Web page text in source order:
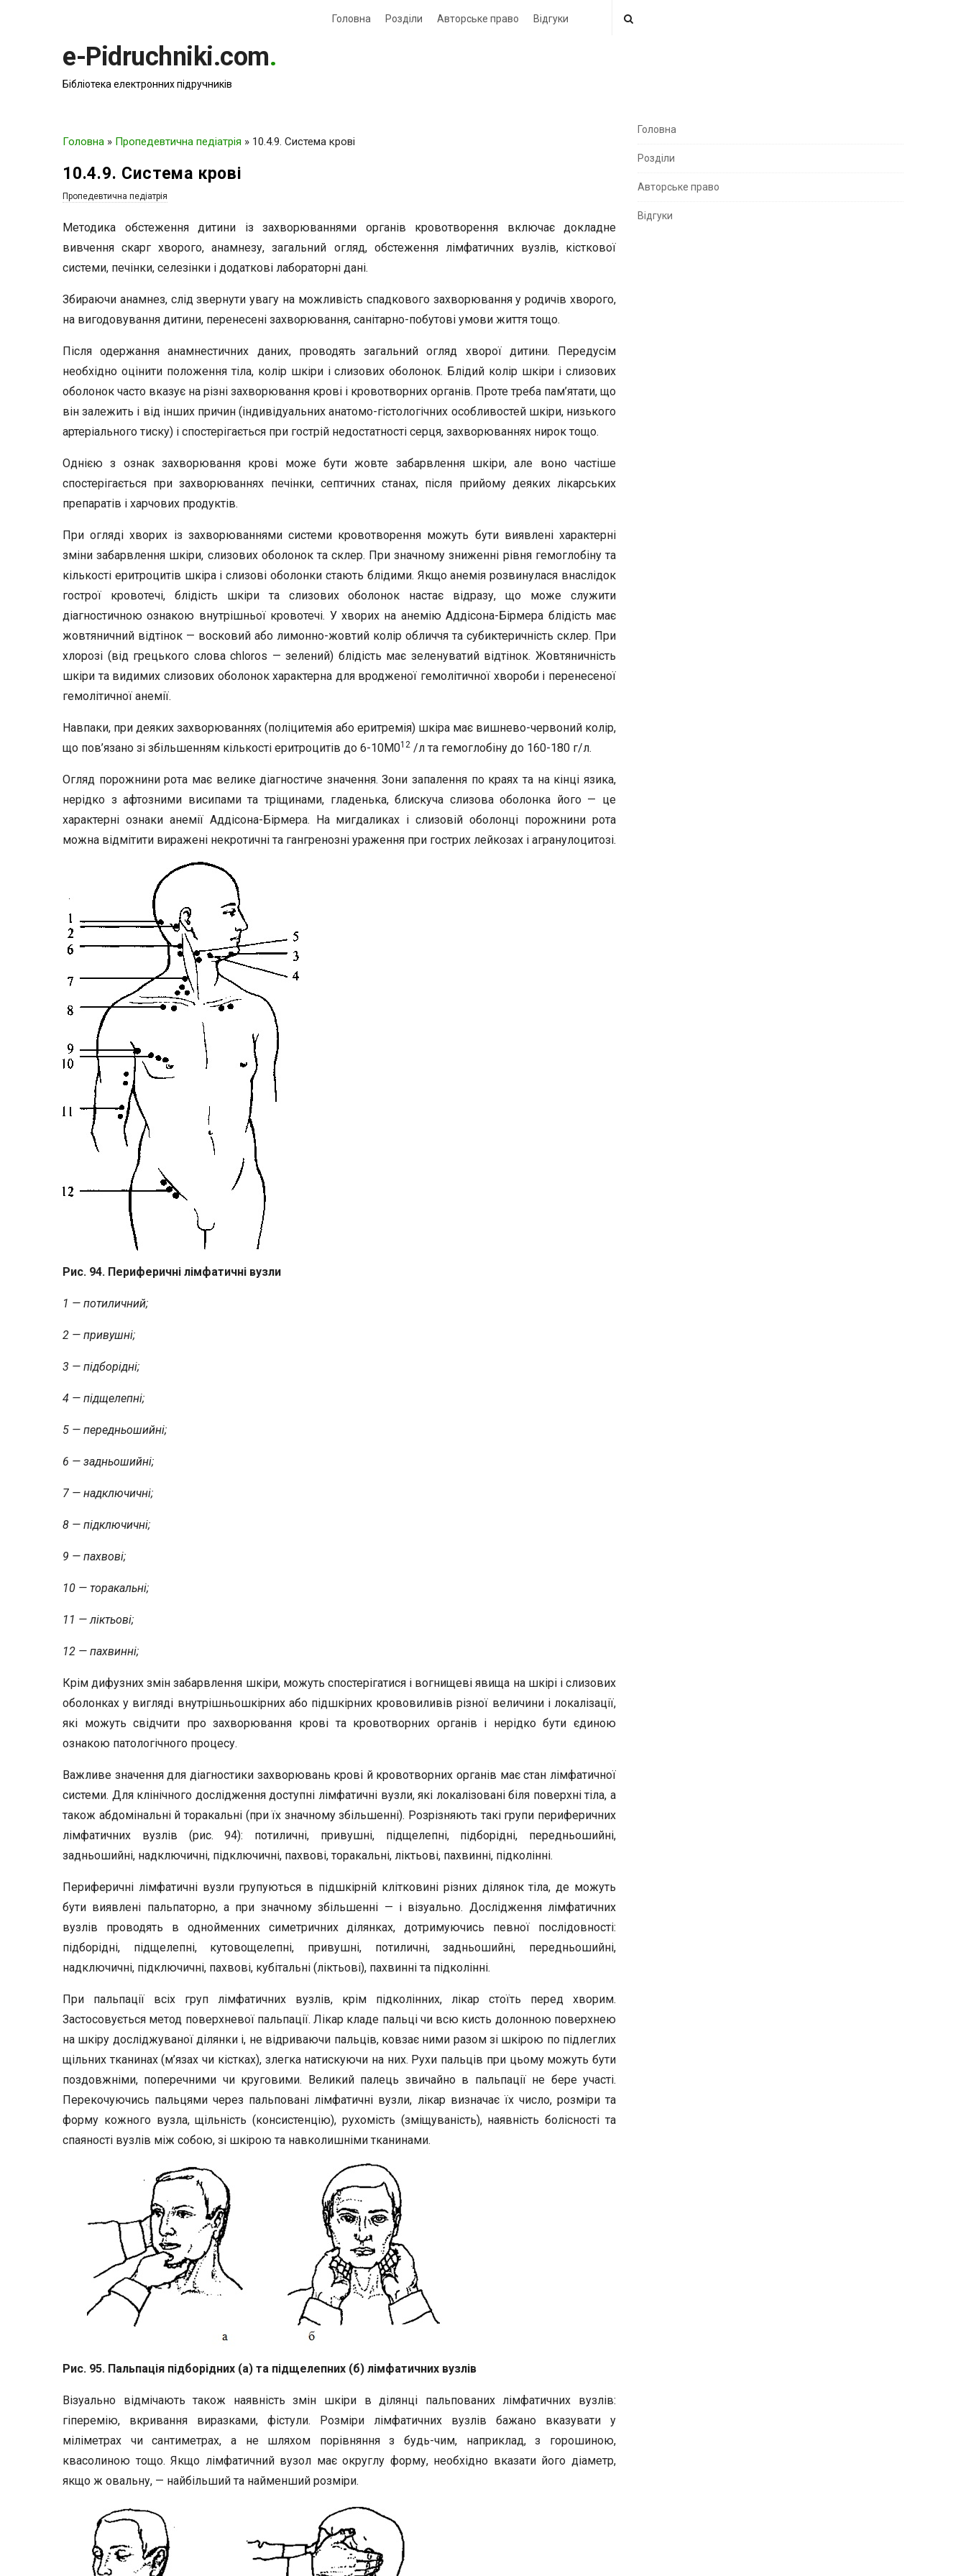
Головна Розділи Авторське право Відгуки
e-Pidruchniki.com.
Бібліотека електронних підручників
Головна » Пропедевтична педіатрія » 10.4.9. Система крові
10.4.9. Система крові
Пропедевтична педіатрія
Методика обстеження дитини із захворюваннями органів кровотворення включає докладне
вивчення скарг хворого, анамнезу, загальний огляд, обстеження лімфатичних вузлів, кісткової
системи, печінки, селезінки і додаткові лабораторні дані.
Збираючи анамнез, слід звернути увагу на можливість спадкового захворювання у родичів хворого,
на вигодовування дитини, перенесені захворювання, санітарно-побутові умови життя тощо.
Після одержання анамнестичних даних, проводять загальний огляд хворої дитини. Передусім
необхідно оцінити положення тіла, колір шкіри і слизових оболонок. Блідий колір шкіри і слизових
оболонок часто вказує на різні захворювання крові і кровотворних органів. Проте треба пам’ятати, що
він залежить і від інших причин (індивідуальних анатомо-гістологічних особливостей шкіри, низького
артеріального тиску) і спостерігається при гострій недостатності серця, захворюваннях нирок тощо.
Однією з ознак захворювання крові може бути жовте забарвлення шкіри, але воно частіше
спостерігається при захворюваннях печінки, септичних станах, після прийому деяких лікарських
препаратів і харчових продуктів.
При огляді хворих із захворюваннями системи кровотворення можуть бути виявлені характерні
зміни забарвлення шкіри, слизових оболонок та склер. При значному зниженні рівня гемоглобіну та
кількості еритроцитів шкіра і слизові оболонки стають блідими. Якщо анемія розвинулася внаслідок
гострої кровотечі, блідість шкіри та слизових оболонок настає відразу, що може служити
діагностичною ознакою внутрішньої кровотечі. У хворих на анемію Аддісона-Бірмера блідість має
жовтяничний відтінок — восковий або лимонно-жовтий колір обличчя та субиктеричність склер. При
хлорозі (від грецького слова chloros — зелений) блідість має зеленуватий відтінок. Жовтяничність
шкіри та видимих слизових оболонок характерна для вродженої гемолітичної хвороби і перенесеної
гемолітичної анемії.
Навпаки, при деяких захворюваннях (поліцитемія або еритремія) шкіра має вишнево-червоний колір,
що пов’язано зі збільшенням кількості еритроцитів до 6-10М012 /л та гемоглобіну до 160-180 г/л.
Огляд порожнини рота має велике діагностиче значення. Зони запалення по краях та на кінці язика,
нерідко з афтозними висипами та тріщинами, гладенька, блискуча слизова оболонка його — це
характерні ознаки анемії Аддісона-Бірмера. На мигдаликах і слизовій оболонці порожнини рота
можна відмітити виражені некротичні та гангренозні ураження при гострих лейкозах і агранулоцитозі.
Рис. 94. Периферичні лімфатичні вузли
1 — потиличний;
2 — привушні;
3 — підборідні;
4 — підщелепні;
5 — передньошийні;
6 — задньошийні;
7 — надключичні;
8 — підключичні;
9 — пахвові;
10 — торакальні;
11 — ліктьові;
12 — пахвинні;
Крім дифузних змін забарвлення шкіри, можуть спостерігатися і вогнищеві явища на шкірі і слизових
оболонках у вигляді внутрішньошкірних або підшкірних крововиливів різної величини і локалізації,
які можуть свідчити про захворювання крові та кровотворних органів і нерідко бути єдиною
ознакою патологічного процесу.
Важливе значення для діагностики захворювань крові й кровотворних органів має стан лімфатичної
системи. Для клінічного дослідження доступні лімфатичні вузли, які локалізовані біля поверхні тіла, а
також абдомінальні й торакальні (при їх значному збільшенні). Розрізняють такі групи периферичних
лімфатичних вузлів (рис. 94): потиличні, привушні, підщелепні, підборідні, передньошийні,
задньошийні, надключичні, підключичні, пахвові, торакальні, ліктьові, пахвинні, підколінні.
Периферичні лімфатичні вузли групуються в підшкірній клітковині різних ділянок тіла, де можуть
бути виявлені пальпаторно, а при значному збільшенні — і візуально. Дослідження лімфатичних
вузлів проводять в однойменних симетричних ділянках, дотримуючись певної послідовності:
підборідні, підщелепні, кутовощелепні, привушні, потиличні, задньошийні, передньошийні,
надключичні, підключичні, пахвові, кубітальні (ліктьові), пахвинні та підколінні.
При пальпації всіх груп лімфатичних вузлів, крім підколінних, лікар стоїть перед хворим.
Застосовується метод поверхневої пальпації. Лікар кладе пальці чи всю кисть долонною поверхнею
на шкіру досліджуваної ділянки і, не відриваючи пальців, ковзає ними разом зі шкірою по підлеглих
щільних тканинах (м’язах чи кістках), злегка натискуючи на них. Рухи пальців при цьому можуть бути
поздовжніми, поперечними чи круговими. Великий палець звичайно в пальпації не бере участі.
Перекочуючись пальцями через пальповані лімфатичні вузли, лікар визначає їх число, розміри та
форму кожного вузла, щільність (консистенцію), рухомість (зміщуваність), наявність болісності та
спаяності вузлів між собою, зі шкірою та навколишніми тканинами.
Рис. 95. Пальпація підборідних (а) та підщелепних (б) лімфатичних вузлів
Візуально відмічають також наявність змін шкіри в ділянці пальпованих лімфатичних вузлів:
гіперемію, вкривання виразками, фістули. Розміри лімфатичних вузлів бажано вказувати у
міліметрах чи сантиметрах, а не шляхом порівняння з будь-чим, наприклад, з горошиною,
квасолиною тощо. Якщо лімфатичний вузол має округлу форму, необхідно вказати його діаметр,
якщо ж овальну, — найбільший та найменший розміри.
S
e
S
Головна
Розділи
Авторське право
Відгуки